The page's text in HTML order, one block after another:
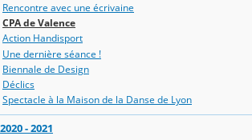
Rencontre avec une écrivaine
CPA de Valence
Action Handisport
Une dernière séance !
Biennale de Design
Déclics
Spectacle à la Maison de la Danse de Lyon
2020 - 2021